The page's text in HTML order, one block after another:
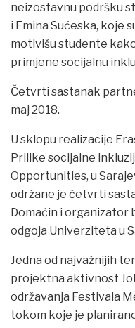
neizostavnu podršku
i Emina Sućeska, koje
motivišu studente
primjene socijalnu
Četvrti sastanak
maj 2018.
U sklopu realizacije
Prilike socijalne
Opportunities, u
održane je četvrti
Domaćin i
odgoja Univerziteta u
Jedna od najvažnijih
projektna aktivnost
održavanja Festivala
tokom koje je